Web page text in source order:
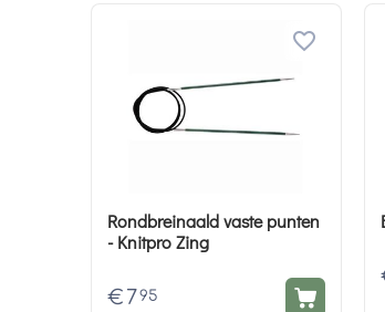
Rondbreinaald vaste punten
- Knitpro Zing
€ 7 95